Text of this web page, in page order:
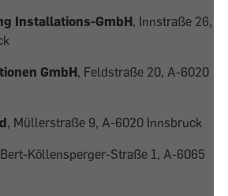
Installations-GmbH, Innstraße 26,
GmbH, Feldstraße 20, A-6020
, Müllerstraße 9, A-6020 Innsbruck
Köllensperger-Straße 1, A-6065